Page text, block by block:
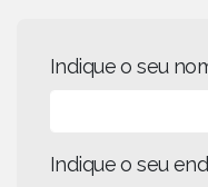
Indique o seu
Indique o seu